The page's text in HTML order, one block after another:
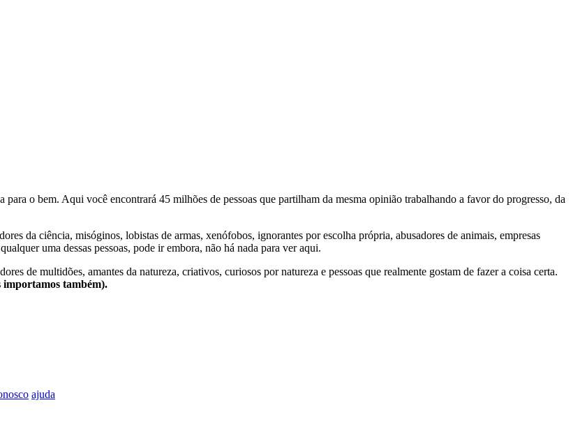
o bem. Aqui você encontrará 45 milhões de pessoas que partilham da mesma opinião trabalhando a favor do progresso, da
da ciência, misóginos, lobistas de armas, xenófobos, ignorantes por escolha própria, abusadores de animais, empresas
uma dessas pessoas, pode ir embora, não há nada para ver aqui.
de multidões, amantes da natureza, criativos, curiosos por natureza e pessoas que realmente gostam de fazer a coisa certa.
importamos também).
ajuda